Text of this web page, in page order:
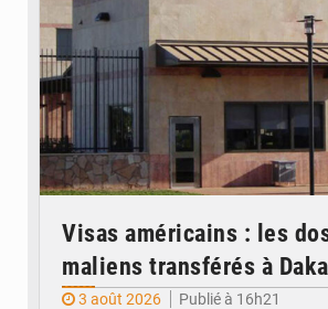
Visas américains : les
maliens transférés à
3 août 2026
Publié à 16h21